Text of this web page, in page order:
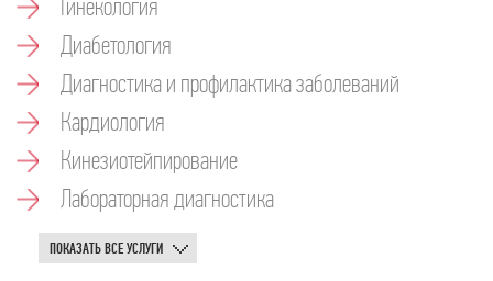
Гинекология
Диабетология
Диагностика и профилактика заболеваний
Кардиология
Кинезиотейпирование
Лабораторная диагностика
ПОКАЗАТЬ ВСЕ УСЛУГИ